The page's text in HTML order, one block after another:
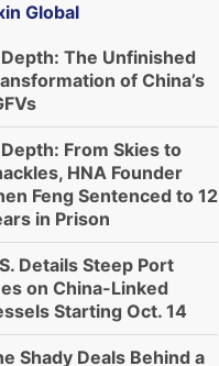
Global
The Unfinished
of China’s
From Skies to
HNA Founder
Feng Sentenced to 12
in Prison
Details Steep Port
on China-Linked
Starting Oct. 14
Shady Deals Behind a